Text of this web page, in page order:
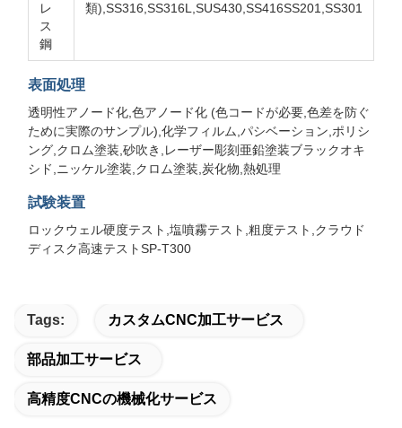
レ
ス
鋼
類),SS316,SS316L,SUS430,SS416SS201,SS301
表面処理
透明性アノード化,色アノード化 (色コードが必要,色差を防ぐ
ために実際のサンプル),化学フィルム,パシベーション,ポリシ
ング,クロム塗装,砂吹き,レーザー彫刻亜鉛塗装ブラックオキ
シド,ニッケル塗装,クロム塗装,炭化物,熱処理
試験装置
ロックウェル硬度テスト,塩噴霧テスト,粗度テスト,クラウド
ディスク高速テストSP-T300
Tags: カスタムCNC加工サービス
部品加工サービス
高精度CNCの機械化サービス